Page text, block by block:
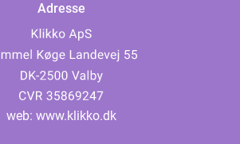
Adresse
web: www.klikko.dk